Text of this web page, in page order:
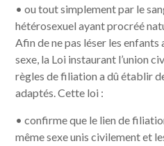
• ou tout simplement par le
hétérosexuel ayant procréé
Afin de ne pas léser les
sexe, la Loi instaurant l’union
règles de filiation a dû établir
adaptés. Cette loi :
• confirme que le lien de
même sexe unis civilement et